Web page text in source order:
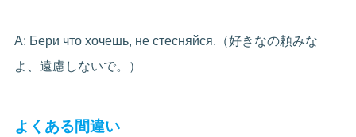
A: Бери что хочешь, не стесняйся.（好きなの頼みな
よ、遠慮しないで。）
よくある間違い